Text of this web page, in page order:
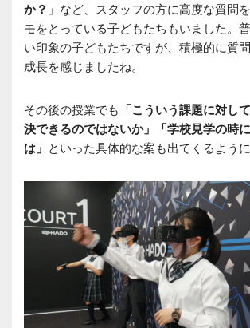
か？」 など、スタッフの方に高度な質問
モをとっている子どもたちもいました。
い印象の子どもたちですが、積極的に質
成長を感じましたね。
その後の授業でも 「こういう課題に対し
決できるのではないか」「学校見学の時
は」 といった具体的な案も出てくるように